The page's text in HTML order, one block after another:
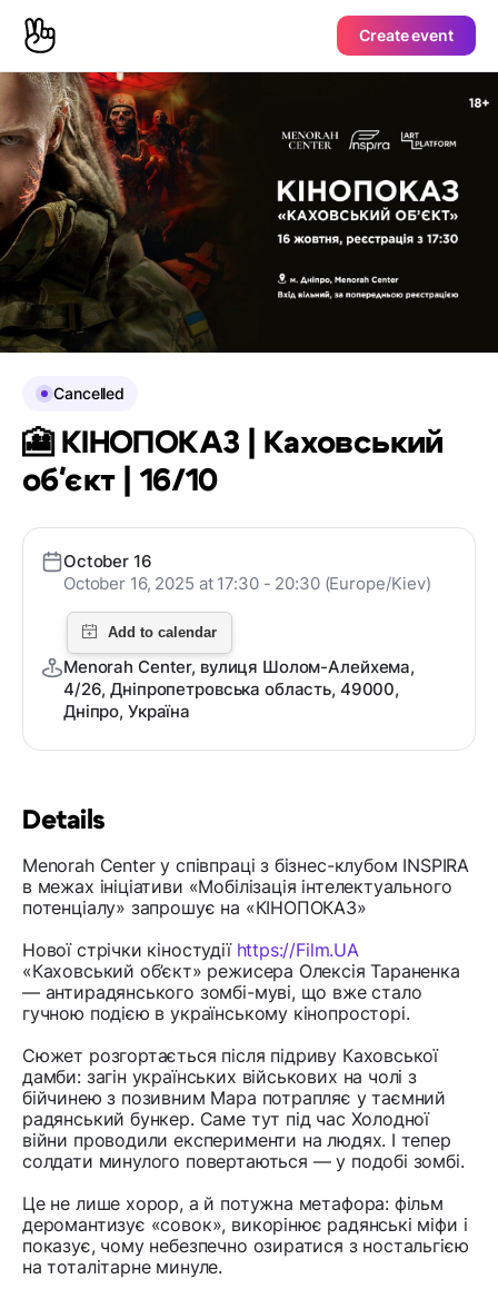
Create event
Details
Menorah Center у співпраці з бізнес-клубом INSPIRA
в межах ініціативи «Мобілізація інтелектуального
потенціалу» запрошує на «КІНОПОКАЗ»
Нової стрічки кіностудії https://Film.UA
«Каховський об’єкт» режисера Олексія Тараненка
— антирадянського зомбі-муві, що вже стало
гучною подією в українському кінопросторі.
Сюжет розгортається після підриву Каховської
дамби: загін українських військових на чолі з
бійчинею з позивним Мара потрапляє у таємний
радянський бункер. Саме тут під час Холодної
війни проводили експерименти на людях. І тепер
солдати минулого повертаються — у подобі зомбі.
Це не лише хорор, а й потужна метафора: фільм
деромантизує «совок», викорінює радянські міфи і
показує, чому небезпечно озиратися з ностальгією
на тоталітарне минуле.
Cancelled
🎦 КІНОПОКАЗ | Каховський
обʼєкт | 16/10
October 16
October 16, 2025 at 17:30 - 20:30 (Europe/Kiev)
Menorah Center, вулиця Шолом-Алейхема,
4/26, Дніпропетровська область, 49000,
Дніпро, Україна